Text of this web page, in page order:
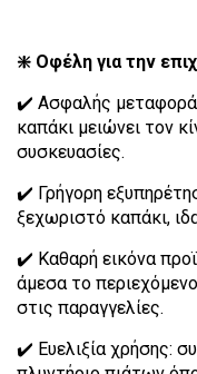
❇️ Οφέλη για την
✔️ Ασφαλής μεταφορά
καπάκι μειώνει τον
συσκευασίες.
✔️ Γρήγορη
ξεχωριστό καπάκι,
✔️ Καθαρή εικόνα
άμεσα το
στις παραγγελίες.
✔️ Ευελιξία χρήσης: